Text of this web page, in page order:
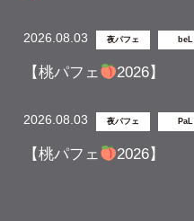
2026.08.03 夜パフェ beL
【桃パフェ 2026】
2026.08.03 夜パフェ PaL
【桃パフェ 2026】